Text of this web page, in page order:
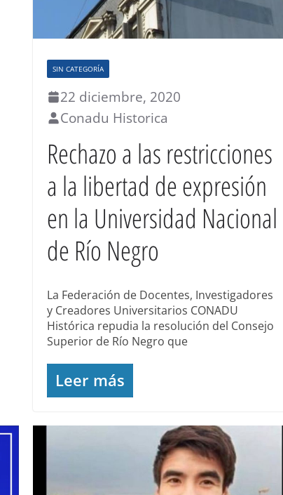
SIN CATEGORÍA
22 diciembre, 2020
Conadu Historica
Rechazo a las restricciones
a la libertad de expresión
en la Universidad Nacional
de Río Negro
La Federación de Docentes, Investigadores
y Creadores Universitarios CONADU
Histórica repudia la resolución del Consejo
Superior de Río Negro que
Leer más